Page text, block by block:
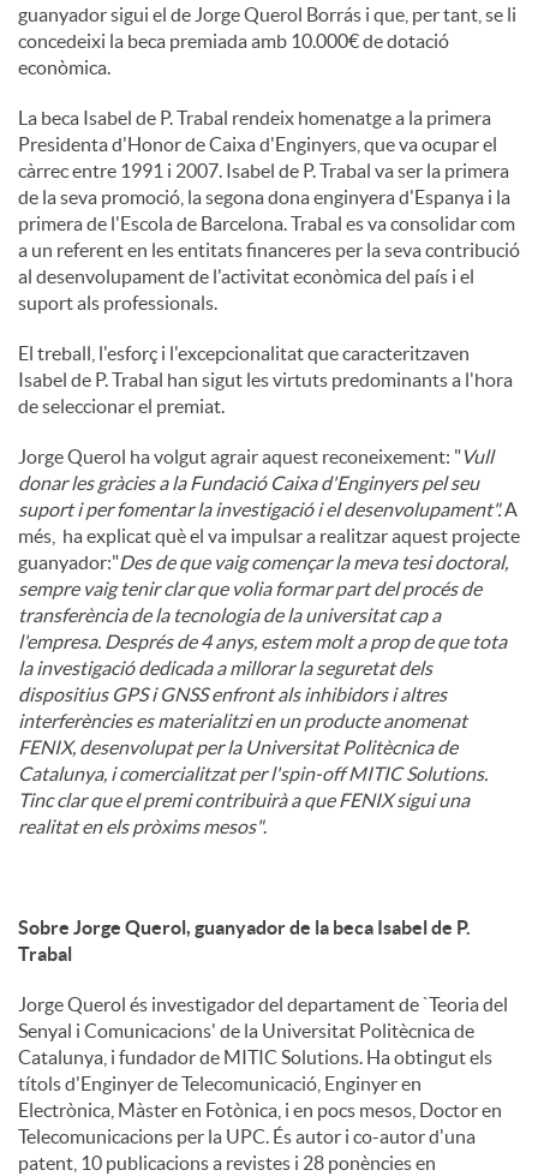
guanyador sigui el de Jorge Querol Borrás i que, per tant, se li
concedeixi la beca premiada amb 10.000€ de dotació
econòmica.
La beca Isabel de P. Trabal rendeix homenatge a la primera
Presidenta d'Honor de Caixa d'Enginyers, que va ocupar el
càrrec entre 1991 i 2007. Isabel de P. Trabal va ser la primera
de la seva promoció, la segona dona enginyera d'Espanya i la
primera de l'Escola de Barcelona. Trabal es va consolidar com
a un referent en les entitats financeres per la seva contribució
al desenvolupament de l'activitat econòmica del país i el
suport als professionals.
El treball, l'esforç i l'excepcionalitat que caracteritzaven
Isabel de P. Trabal han sigut les virtuts predominants a l'hora
de seleccionar el premiat.
Jorge Querol ha volgut agrair aquest reconeixement: "Vull
donar les gràcies a la Fundació Caixa d'Enginyers pel seu
suport i per fomentar la investigació i el desenvolupament".A
més, ha explicat què el va impulsar a realitzar aquest projecte
guanyador:"Des de que vaig començar la meva tesi doctoral,
sempre vaig tenir clar que volia formar part del procés de
transferència de la tecnologia de la universitat cap a
l'empresa. Després de 4 anys, estem molt a prop de que tota
la investigació dedicada a millorar la seguretat dels
dispositius GPS i GNSS enfront als inhibidors i altres
interferències es materialitzi en un producte anomenat
FENIX, desenvolupat per la Universitat Politècnica de
Catalunya, i comercialitzat per l'spin-off MITIC Solutions.
Tinc clar que el premi contribuirà a que FENIX sigui una
realitat en els pròxims mesos".
Sobre Jorge Querol, guanyador de la beca Isabel de P.
Trabal
Jorge Querol és investigador del departament de `Teoria del
Senyal i Comunicacions' de la Universitat Politècnica de
Catalunya, i fundador de MITIC Solutions. Ha obtingut els
títols d'Enginyer de Telecomunicació, Enginyer en
Electrònica, Màster en Fotònica, i en pocs mesos, Doctor en
Telecomunicacions per la UPC. És autor i co-autor d'una
patent, 10 publicacions a revistes i 28 ponències en